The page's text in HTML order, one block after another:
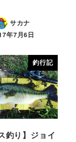
サカナ
年7月6日
釣行記
釣り】ジョイ